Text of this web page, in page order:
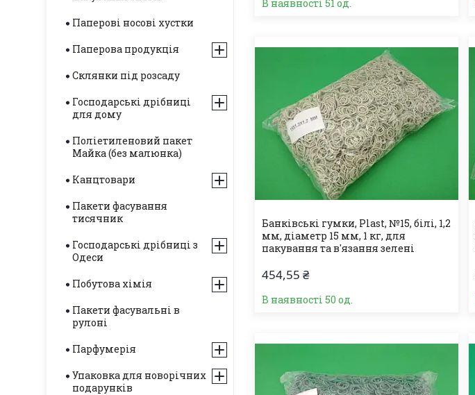
В наявності 51 од.
Банківські гумки, Plast, №15, білі, 1,2
мм, діаметр 15 мм, 1 кг, для
пакування та в'язання зелені
454,55 ₴
В наявності 50 од.
Паперові носові хустки
Паперова продукція
Склянки під розсаду
Господарські дрібниці
для дому
Поліетиленовий пакет
Майка (без малюнка)
Канцтовари
Пакети фасування
тисячник
Господарські дрібниці з
Одеси
Побутова хімія
Пакети фасувальні в
рулоні
Парфумерія
Упаковка для новорічних
подарунків